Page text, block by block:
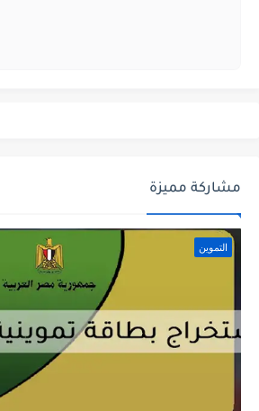
مشاركة مميزة
التموين